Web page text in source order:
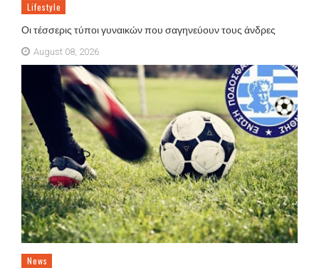
Lifestyle
Οι τέσσερις τύποι γυναικών που σαγηνεύουν τους άνδρες
August 08, 2026
News